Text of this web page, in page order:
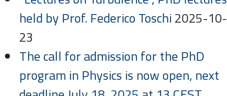
held by Prof. Federico Toschi2025-10-
23
The call for admission for the PhD
program in Physics is now open, next